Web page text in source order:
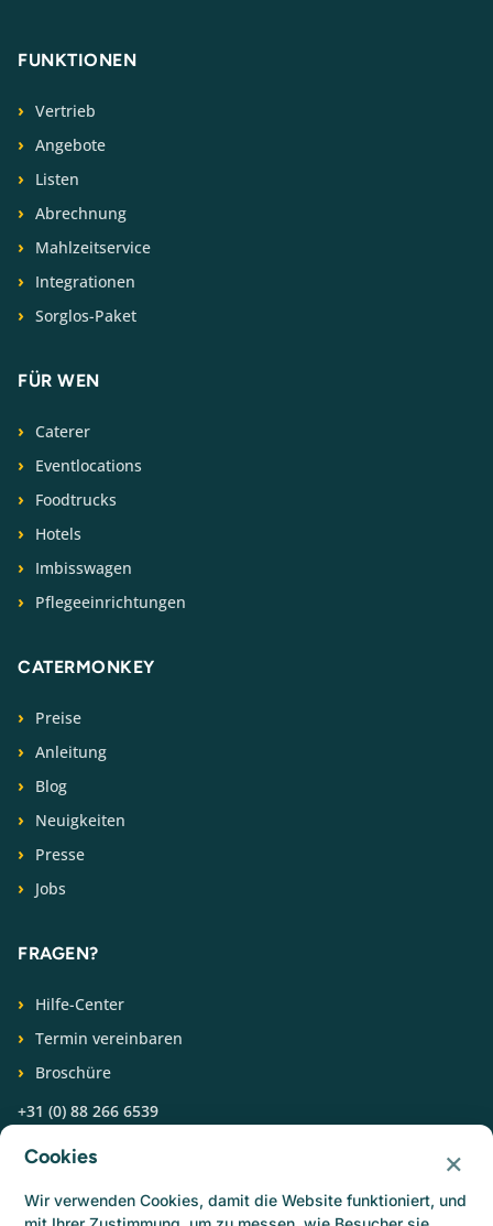
FUNKTIONEN
Vertrieb
Angebote
Listen
Abrechnung
Mahlzeitservice
Integrationen
Sorglos-Paket
FÜR WEN
Caterer
Eventlocations
Foodtrucks
Hotels
Imbisswagen
Pflegeeinrichtungen
CATERMONKEY
Preise
Anleitung
Blog
Neuigkeiten
Presse
Jobs
FRAGEN?
Hilfe-Center
Termin vereinbaren
Broschüre
+31 (0) 88 266 6539
FOLGEN SIE UNS
Cookies ×
Wir verwenden Cookies, damit die Website funktioniert, und